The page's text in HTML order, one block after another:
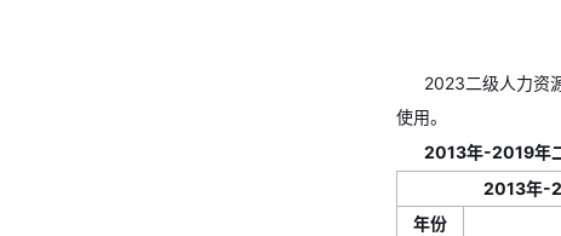
2023二级人力资
使用。
2013年-2019年
2013年-
年份